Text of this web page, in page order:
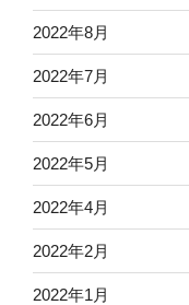
2022年8月
2022年7月
2022年6月
2022年5月
2022年4月
2022年2月
2022年1月